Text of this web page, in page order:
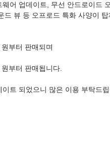
어 업데이트, 무선 안드로이드
뷰 등 오프로드 특화 사양이 탑
부터 판매되며
부터 판매됩니다.
트 되었으니 많은 이용 부탁드립